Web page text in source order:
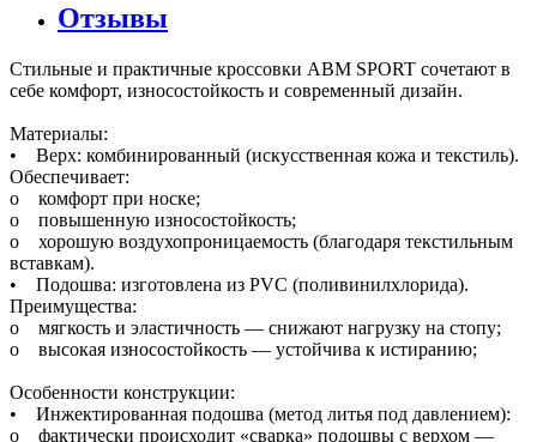
Отзывы
Стильные и практичные кроссовки ABM SPORT сочетают в
себе комфорт, износостойкость и современный дизайн.
Материалы:
• Верх: комбинированный (искусственная кожа и текстиль).
Обеспечивает:
o комфорт при носке;
o повышенную износостойкость;
o хорошую воздухопроницаемость (благодаря текстильным
вставкам).
• Подошва: изготовлена из PVC (поливинилхлорида).
Преимущества:
o мягкость и эластичность — снижают нагрузку на стопу;
o высокая износостойкость — устойчива к истиранию;
Особенности конструкции:
• Инжектированная подошва (метод литья под давлением):
o фактически происходит «сварка» подошвы с верхом —